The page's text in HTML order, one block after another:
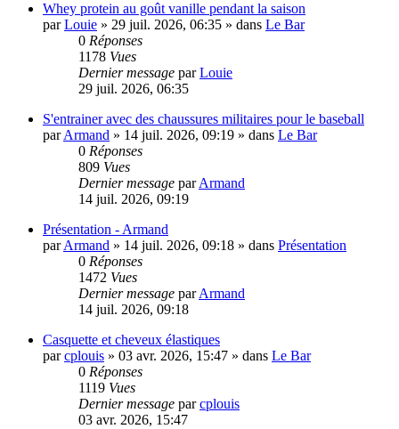
Whey protein au goût vanille pendant la saison
parLouie » 29 juil. 2026, 06:35 » dans Le Bar
0 Réponses
1178 Vues
Dernier message parLouie
29 juil. 2026, 06:35
S'entrainer avec des chaussures militaires pour le baseball
parArmand » 14 juil. 2026, 09:19 » dans Le Bar
0 Réponses
809 Vues
Dernier message parArmand
14 juil. 2026, 09:19
Présentation - Armand
parArmand » 14 juil. 2026, 09:18 » dans Présentation
0 Réponses
1472 Vues
Dernier message parArmand
14 juil. 2026, 09:18
Casquette et cheveux élastiques
parcplouis » 03 avr. 2026, 15:47 » dans Le Bar
0 Réponses
1119 Vues
Dernier message parcplouis
03 avr. 2026, 15:47